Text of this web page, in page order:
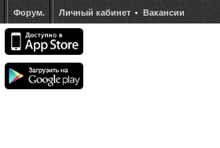
Форум. Личный кабинет Вакансии